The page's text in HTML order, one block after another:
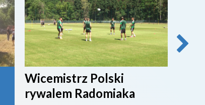
Wicemistrz Polski
rywalem Radomiaka